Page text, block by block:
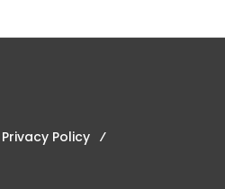
Privacy Policy